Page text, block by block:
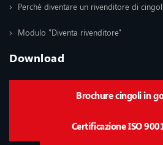
Perché diventare un rivenditore di
Modulo "Diventa rivenditore"
Download
Brochure cingoli in
Certificazione ISO